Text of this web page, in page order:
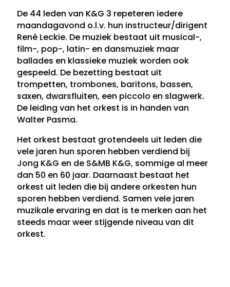
De 44 leden van K&G 3 repeteren iedere
maandagavond o.l.v. hun instructeur/dirigent
René Leckie. De muziek bestaat uit musical-,
film-, pop-, latin- en dansmuziek maar
ballades en klassieke muziek worden ook
gespeeld. De bezetting bestaat uit
trompetten, trombones, baritons, bassen,
saxen, dwarsfluiten, een piccolo en slagwerk.
De leiding van het orkest is in handen van
Walter Pasma.
Het orkest bestaat grotendeels uit leden die
vele jaren hun sporen hebben verdiend bij
Jong K&G en de S&MB K&G, sommige al meer
dan 50 en 60 jaar. Daarnaast bestaat het
orkest uit leden die bij andere orkesten hun
sporen hebben verdiend. Samen vele jaren
muzikale ervaring en dat is te merken aan het
steeds maar weer stijgende niveau van dit
orkest.